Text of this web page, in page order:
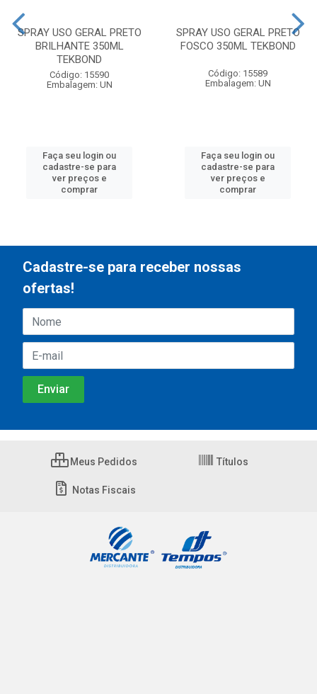
SPRAY USO GERAL PRETO
BRILHANTE 350ML
TEKBOND
Código: 15590
Embalagem: UN
Faça seu login ou
cadastre-se para
ver preços e
comprar
SPRAY USO GERAL PRETO
FOSCO 350ML TEKBOND
Código: 15589
Embalagem: UN
Faça seu login ou
cadastre-se para
ver preços e
comprar
Cadastre-se para receber nossas
ofertas!
Meus Pedidos Títulos
Notas Fiscais